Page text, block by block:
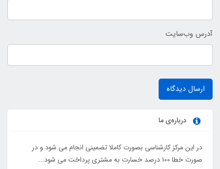
آدرس وب‌سایت
ارسال دیدگاه
درباره‌ی ما
در این مرکز کارشناسی بصورت کاملا تضمینی انجام می شود و در
صورت خطا ۱۰۰ درصد خسارت به مشتری پرداخت می شود...